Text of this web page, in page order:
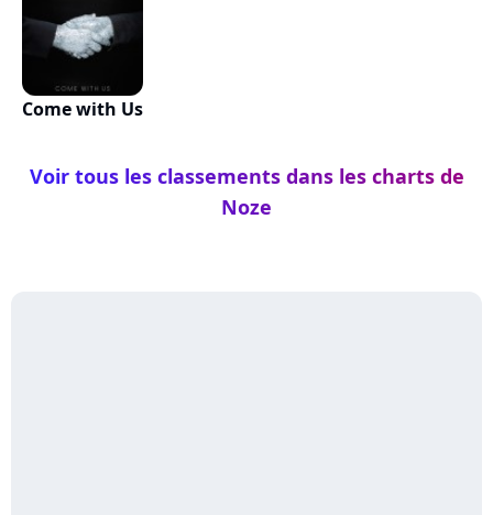
Come with Us
Voir tous les classements dans les charts de
Noze